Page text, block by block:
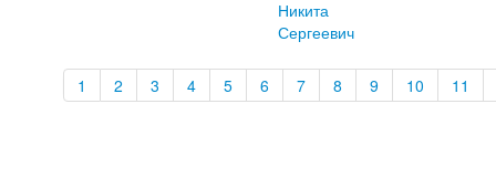
Никита
Сергеевич
1 2 3 4 5 6 7 8 9 10 11